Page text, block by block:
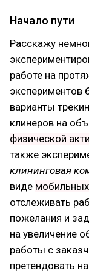
Начало пути
Расскажу
работе на
экспериментов
варианты
клинеров на
физической
также
клининговая
виде
отслеживать
пожелания и
на увеличение
работы с
претендовать